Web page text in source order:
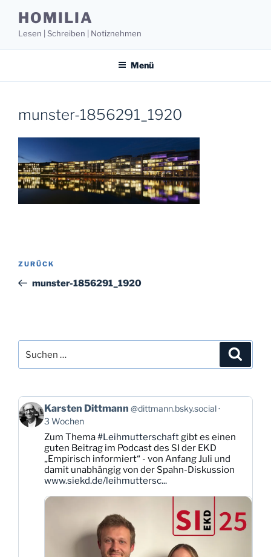
Inhalt
springen
HOMILIA
Lesen | Schreiben | Notiznehmen
Menü
munster-1856291_1920
Beitragsnavigation
Vorheriger
Beitrag
ZURÜCK
munster-1856291_1920
nach:
Beitrag
von
Karsten
Dittmann
Bluesky
ansehen
Karsten Dittmann @dittmann.bsky.social
3 Wochen
Zum Thema#Leihmutterschaft gibt es einen
guten Beitrag im Podcast des SI der EKD
„Empirisch informiert“ - von Anfang Juli und
damit unabhängig von der Spahn-Diskussion
www.siekd.de/leihmuttersc...